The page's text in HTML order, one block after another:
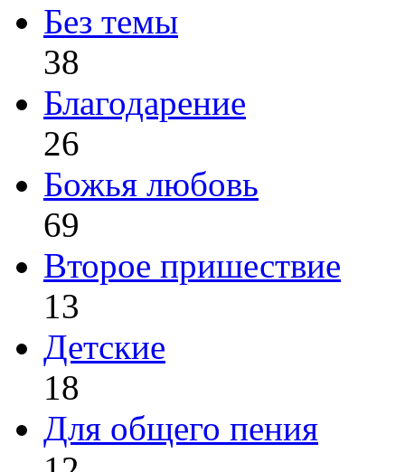
Без темы
38
Благодарение
26
Божья любовь
69
Второе пришествие
13
Детские
18
Для общего пения